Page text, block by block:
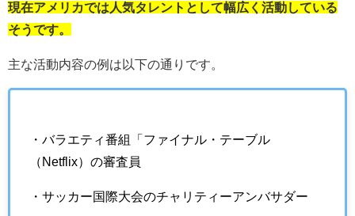
現在アメリカでは人気タレントとして幅広く活動している
そうです。
主な活動内容の例は以下の通りです。
・バラエティ番組「ファイナル・テーブル
（Netflix）の審査員
・サッカー国際大会のチャリティーアンバサダー